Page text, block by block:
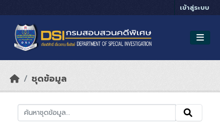
เข้าสู่ระบบ
ชุดข้อมูล